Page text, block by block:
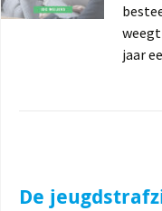
jaar
De